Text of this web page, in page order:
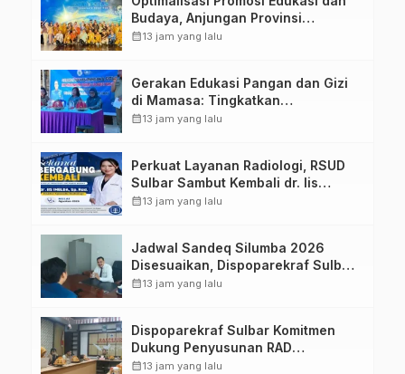
Budaya, Anjungan Provinsi
Sulawesi Barat Perkuat Kolaborasi
calendar_month13 jam yang lalu
Gerakan Edukasi Pangan dan Gizi
di Mamasa: Tingkatkan
Pengetahuan dan Keterampilan
calendar_month13 jam yang lalu
Perkuat Layanan Radiologi, RSUD
Sulbar Sambut Kembali dr. Iis
Imelda, Sp.Rad
calendar_month13 jam yang lalu
Jadwal Sandeq Silumba 2026
Disesuaikan, Dispoparekraf Sulbar
Pastikan Persiapan Tetap
calendar_month13 jam yang lalu
Dispoparekraf Sulbar Komitmen
Dukung Penyusunan RAD
TPB/SDGs Sulawesi Barat
calendar_month13 jam yang lalu